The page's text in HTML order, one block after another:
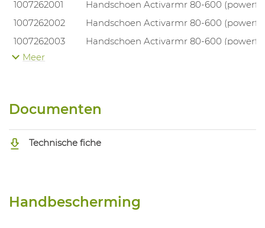
1007262001
Handschoen Activarmr 80-600
1007262002
Handschoen Activarmr 80-600
1007262003
Handschoen Activarmr 80-600
1007262004
Meer
Documenten
Technische fiche
Handbescherming